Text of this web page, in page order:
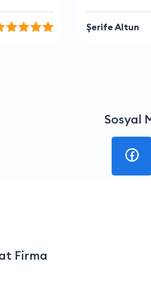
Aslıhan Kurt
Sosyal
Firma